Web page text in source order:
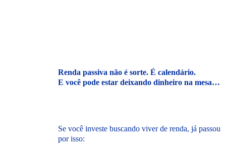
Renda passiva não é sorte. É calendário.
E você pode estar deixando dinheiro na mesa…
Se você investe buscando viver de renda, já passou
por isso: